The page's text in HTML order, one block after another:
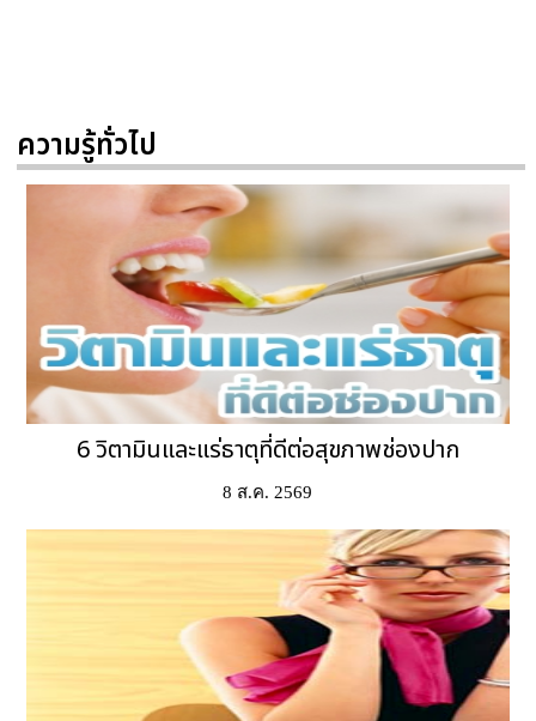
ความรู้ทั่วไป
6 วิตามินและแร่ธาตุที่ดีต่อสุขภาพช่องปาก
8 ส.ค. 2569